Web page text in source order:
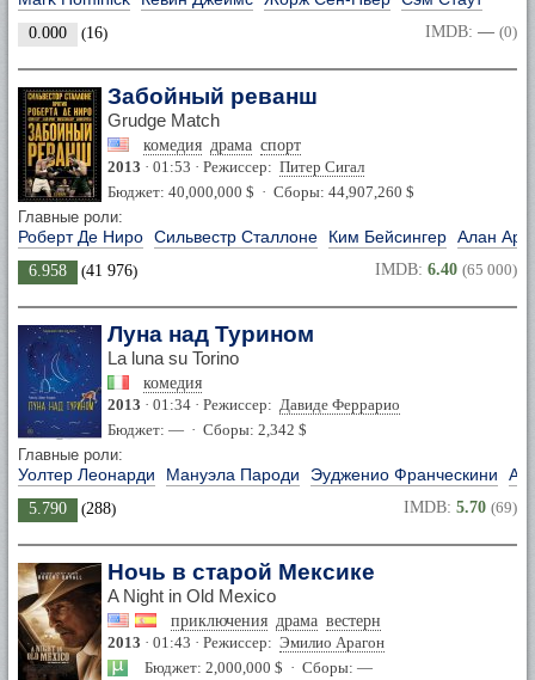
0.000 (16) IMDB: — (0)
Забойный реванш
Grudge Match
комедия драма спорт
2013 · 01:53 · Режиссер: Питер Сигал
Бюджет: 40,000,000 $ · Сборы: 44,907,260 $
Главные роли:
Роберт Де Ниро Сильвестр Сталлоне Ким Бейсингер Алан
6.958 (41 976) IMDB: 6.40 (65 000)
Луна над Турином
La luna su Torino
комедия
2013 · 01:34 · Режиссер: Давиде Феррарио
Бюджет: — · Сборы: 2,342 $
Главные роли:
Уолтер Леонарди Мануэла Пароди Эудженио Франческини
5.790 (288) IMDB: 5.70 (69)
Ночь в старой Мексике
A Night in Old Mexico
приключения драма вестерн
2013 · 01:43 · Режиссер: Эмилио Арагон
Бюджет: 2,000,000 $ · Сборы: —